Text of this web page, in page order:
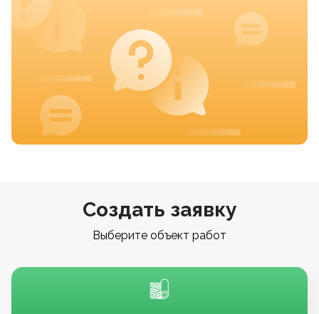
Создать заявку
Выберите объект работ